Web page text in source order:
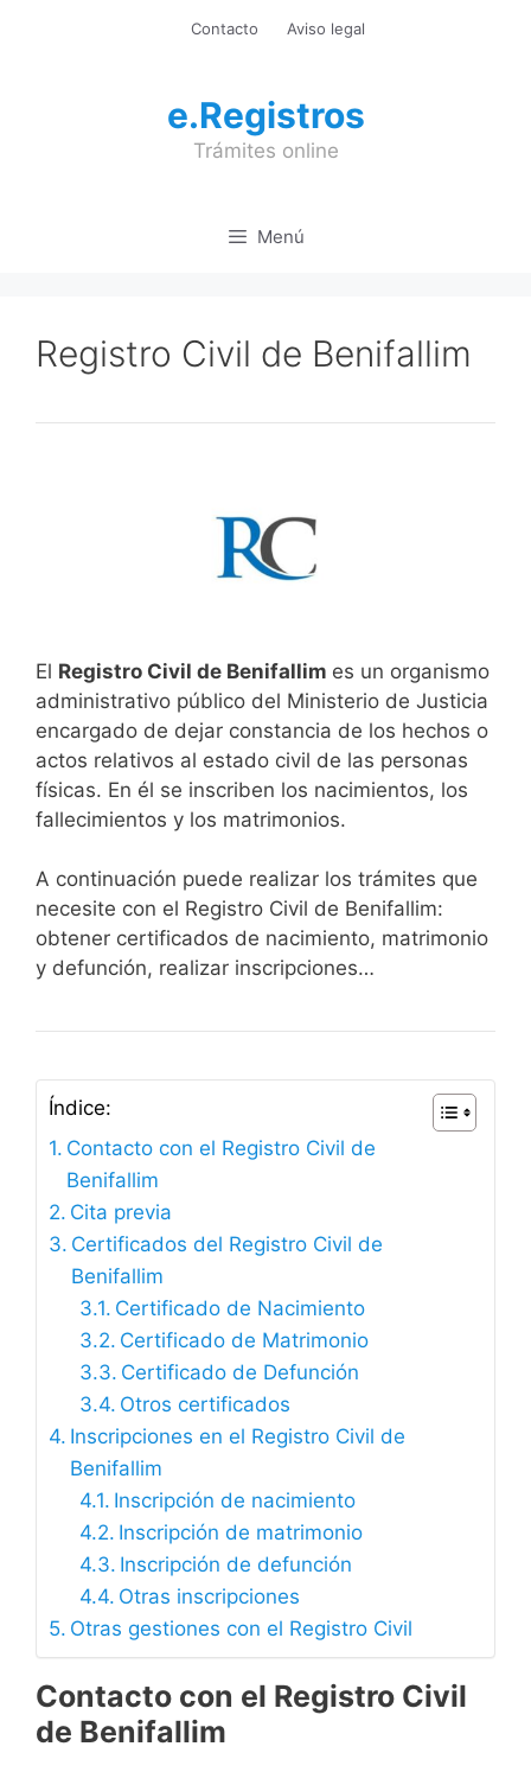
Contacto Aviso legal
e.Registros
Trámites online
Menú
Registro Civil de Benifallim
El Registro Civil de Benifallim es un organismo
administrativo público del Ministerio de Justicia
encargado de dejar constancia de los hechos o
actos relativos al estado civil de las personas
físicas. En él se inscriben los nacimientos, los
fallecimientos y los matrimonios.
A continuación puede realizar los trámites que
necesite con el Registro Civil de Benifallim:
obtener certificados de nacimiento, matrimonio
y defunción, realizar inscripciones…
Índice:
Contacto con el Registro Civil de
Benifallim
Cita previa
Certificados del Registro Civil de
Benifallim
Certificado de Nacimiento
Certificado de Matrimonio
Certificado de Defunción
Otros certificados
Inscripciones en el Registro Civil de
Benifallim
Inscripción de nacimiento
Inscripción de matrimonio
Inscripción de defunción
Otras inscripciones
Otras gestiones con el Registro Civil
Contacto con el Registro Civil
de Benifallim